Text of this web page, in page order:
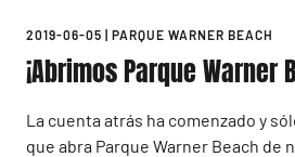
2019-06-05 | PARQUE WARNER BEACH
¡Abrimos Parque Warner
La cuenta atrás ha comenzado y
que abra Parque Warner Beach de